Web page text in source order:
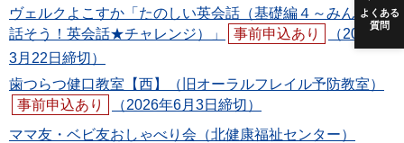
よくある
質問
ヴェルクよこすか「たのしい英会話（基礎編４～みんなで
話そう！英会話★チャレンジ）」
事前申込あり
（2026年
3月22日締切）
歯つらつ健口教室【西】（旧オーラルフレイル予防教室）
事前申込あり
（2026年6月3日締切）
ママ友・ベビ友おしゃべり会（北健康福祉センター）